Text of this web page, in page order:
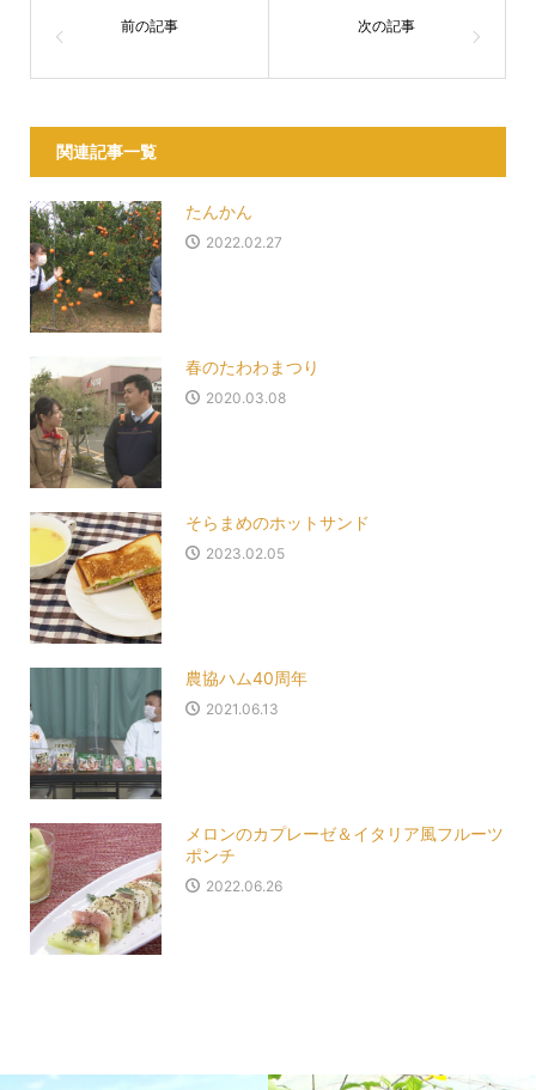
関連記事一覧
たんかん
2022.02.27
春のたわわまつり
2020.03.08
そらまめのホットサンド
2023.02.05
農協ハム40周年
2021.06.13
メロンのカプレーゼ＆イタリア風フルーツ
ポンチ
2022.06.26